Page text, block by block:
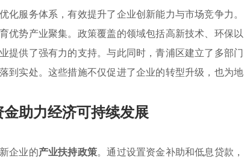
化服务体系，有效提升了企业创新能力与市场竞争力。
优势产业聚集。政策覆盖的领域包括高新技术、环保以
提供了强有力的支持。与此同时，青浦区建立了多部门
到实处。这些措施不仅促进了企业的转型升级，也为地
助力经济可持续发展
企业的产业扶持政策。通过设置资金补助和低息贷款，